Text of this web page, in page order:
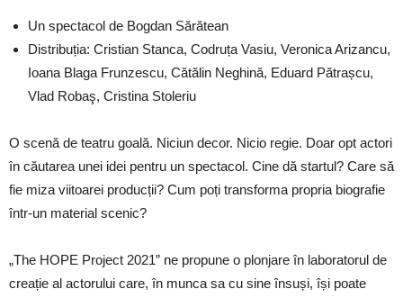
Un spectacol de Bogdan Sărătean
Distribuția: Cristian Stanca, Codruța Vasiu, Veronica Arizancu,
Ioana Blaga Frunzescu, Cătălin Neghină, Eduard Pătrașcu,
Vlad Robaş, Cristina Stoleriu
O scenă de teatru goală. Niciun decor. Nicio regie. Doar opt actori
în căutarea unei idei pentru un spectacol. Cine dă startul? Care să
fie miza viitoarei producții? Cum poți transforma propria biografie
într-un material scenic?
„The HOPE Project 2021” ne propune o plonjare în laboratorul de
creație al actorului care, în munca sa cu sine însuși, își poate